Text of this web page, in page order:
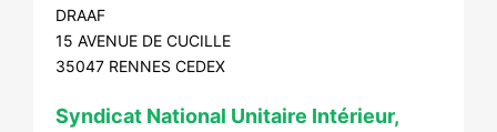
DRAAF
15 AVENUE DE CUCILLE
35047 RENNES CEDEX
Syndicat National Unitaire Intérieur,